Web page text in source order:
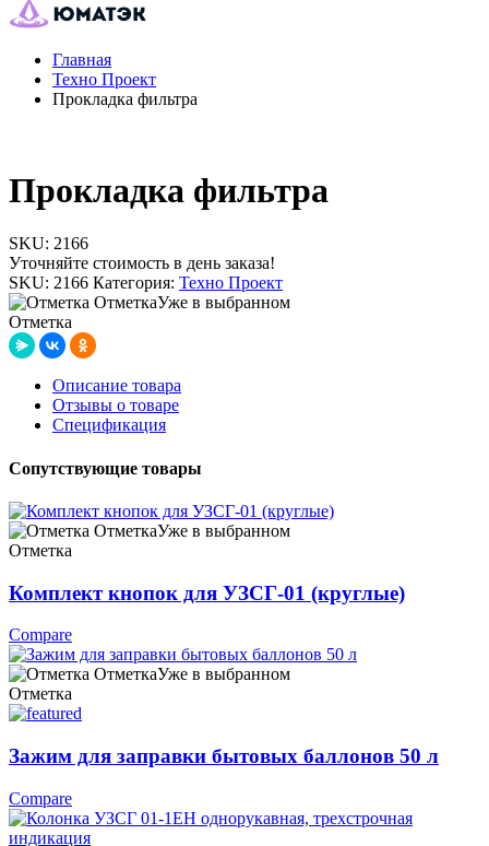
Главная
Техно Проект
Прокладка фильтра
Прокладка фильтра
SKU: 2166
Уточняйте стоимость в день заказа!
SKU: 2166 Категория: Техно Проект
ОтметкаУже в выбранном
Отметка
Описание товара
Отзывы о товаре
Спецификация
Сопутствующие товары
ОтметкаУже в выбранном
Отметка
Комплект кнопок для УЗСГ-01 (круглые)
Compare
ОтметкаУже в выбранном
Отметка
Зажим для заправки бытовых баллонов 50 л
Compare